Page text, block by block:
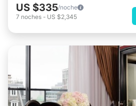
US $335/noche
7 noches - US $2,345